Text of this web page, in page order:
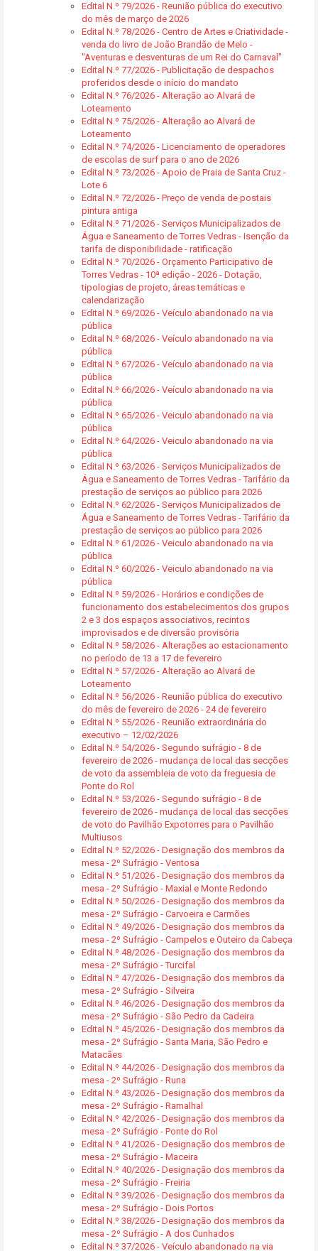
Edital N.º 79/2026 - Reunião pública do executivo
do mês de março de 2026
Edital N.º 78/2026 - Centro de Artes e Criatividade -
venda do livro de João Brandão de Melo -
"Aventuras e desventuras de um Rei do Carnaval"
Edital N.º 77/2026 - Publicitação de despachos
proferidos desde o início do mandato
Edital N.º 76/2026 - Alteração ao Alvará de
Loteamento
Edital N.º 75/2026 - Alteração ao Alvará de
Loteamento
Edital N.º 74/2026 - Licenciamento de operadores
de escolas de surf para o ano de 2026
Edital N.º 73/2026 - Apoio de Praia de Santa Cruz -
Lote 6
Edital N.º 72/2026 - Preço de venda de postais
pintura antiga
Edital N.º 71/2026 - Serviços Municipalizados de
Água e Saneamento de Torres Vedras - Isenção da
tarifa de disponibilidade - ratificação
Edital N.º 70/2026 - Orçamento Participativo de
Torres Vedras - 10ª edição - 2026 - Dotação,
tipologias de projeto, áreas temáticas e
calendarização
Edital N.º 69/2026 - Veículo abandonado na via
pública
Edital N.º 68/2026 - Veículo abandonado na via
pública
Edital N.º 67/2026 - Veículo abandonado na via
pública
Edital N.º 66/2026 - Veículo abandonado na via
pública
Edital N.º 65/2026 - Veiculo abandonado na via
pública
Edital N.º 64/2026 - Veiculo abandonado na via
pública
Edital N.º 63/2026 - Serviços Municipalizados de
Água e Saneamento de Torres Vedras - Tarifário da
prestação de serviços ao público para 2026
Edital N.º 62/2026 - Serviços Municipalizados de
Água e Saneamento de Torres Vedras - Tarifário da
prestação de serviços ao público para 2026
Edital N.º 61/2026 - Veiculo abandonado na via
pública
Edital N.º 60/2026 - Veiculo abandonado na via
pública
Edital N.º 59/2026 - Horários e condições de
funcionamento dos estabelecimentos dos grupos
2 e 3 dos espaços associativos, recintos
improvisados e de diversão provisória
Edital N.º 58/2026 - Alterações ao estacionamento
no período de 13 a 17 de fevereiro
Edital N.º 57/2026 - Alteração ao Alvará de
Loteamento
Edital N.º 56/2026 - Reunião pública do executivo
do mês de fevereiro de 2026 - 24 de fevereiro
Edital N.º 55/2026 - Reunião extraordinária do
executivo – 12/02/2026
Edital N.º 54/2026 - Segundo sufrágio - 8 de
fevereiro de 2026 - mudança de local das secções
de voto da assembleia de voto da freguesia de
Ponte do Rol
Edital N.º 53/2026 - Segundo sufrágio - 8 de
fevereiro de 2026 - mudança de local das secções
de voto do Pavilhão Expotorres para o Pavilhão
Multiusos
Edital N.º 52/2026 - Designação dos membros da
mesa - 2º Sufrágio - Ventosa
Edital N.º 51/2026 - Designação dos membros da
mesa - 2º Sufrágio - Maxial e Monte Redondo
Edital N.º 50/2026 - Designação dos membros da
mesa - 2º Sufrágio - Carvoeira e Carmões
Edital N.º 49/2026 - Designação dos membros da
mesa - 2º Sufrágio - Campelos e Outeiro da Cabeça
Edital N.º 48/2026 - Designação dos membros da
mesa - 2º Sufrágio - Turcifal
Edital N.º 47/2026 - Designação dos membros da
mesa - 2º Sufrágio - Silveira
Edital N.º 46/2026 - Designação dos membros da
mesa - 2º Sufrágio - São Pedro da Cadeira
Edital N.º 45/2026 - Designação dos membros da
mesa - 2º Sufrágio - Santa Maria, São Pedro e
Matacães
Edital N.º 44/2026 - Designação dos membros da
mesa - 2º Sufrágio - Runa
Edital N.º 43/2026 - Designação dos membros da
mesa - 2º Sufrágio - Ramalhal
Edital N.º 42/2026 - Designação dos membros da
mesa - 2º Sufrágio - Ponte do Rol
Edital N.º 41/2026 - Designação dos membros de
mesa - 2º Sufrágio - Maceira
Edital N.º 40/2026 - Designação dos membros da
mesa - 2º Sufrágio - Freiria
Edital N.º 39/2026 - Designação dos membros da
mesa - 2º Sufrágio - Dois Portos
Edital N.º 38/2026 - Designação dos membros da
mesa - 2º Sufrágio - A dos Cunhados
Edital N.º 37/2026 - Veículo abandonado na via